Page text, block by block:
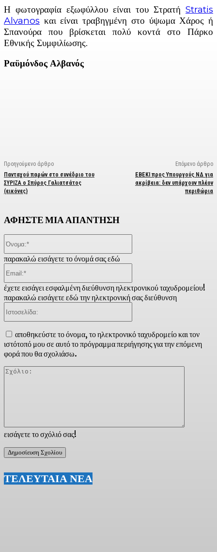
Η φωτογραφία εξωφύλλου είναι του Στρατή Stratis
Alvanos και είναι τραβηγμένη στο ύψωμα Χάρος ή
Σπανούρα που βρίσκεται πολύ κοντά στο Πάρκο
Εθνικής Συμφιλίωσης.
Ραϋμόνδος Αλβανός
Προηγούμενο άρθρο
Πανταχού παρών στο συνέδριο του
ΣΥΡΙΖΑ ο Σπύρος Γαλιατσάτος
(εικόνες)
Επόμενο άρθρο
ΕΒΕΚΙ προς Υπουργούς ΝΔ για
ακρίβεια: δεν υπάρχουν πλέον
περιθώρια
ΑΦΗΣΤΕ ΜΙΑ ΑΠΑΝΤΗΣΗ
εισάγετε το σχόλιό σας!
παρακαλώ εισάγετε το όνομά σας εδώ
έχετε εισάγει εσφαλμένη διεύθυνση ηλεκτρονικού ταχυδρομείου!
παρακαλώ εισάγετε εδώ την ηλεκτρονική σας διεύθυνση
αποθηκεύστε το όνομα, το ηλεκτρονικό ταχυδρομείο και τον
ιστότοπό μου σε αυτό το πρόγραμμα περιήγησης για την επόμενη
φορά που θα σχολιάσω.
ΤΕΛΕΥΤΑΙΑ ΝΕΑ